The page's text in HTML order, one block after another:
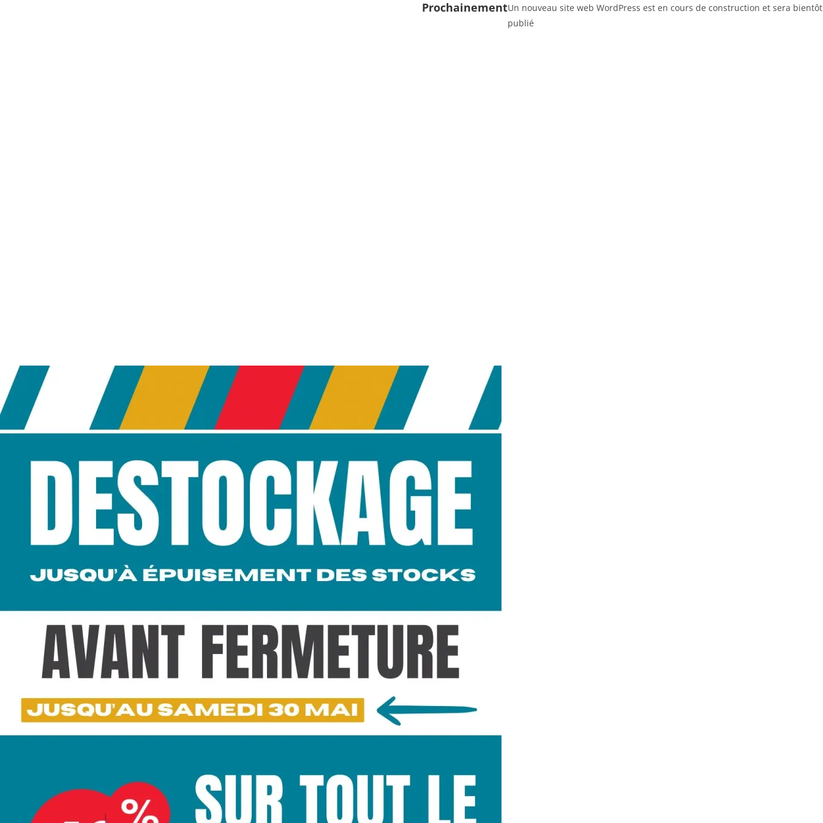
ProchainementUn nouveau site web WordPress est en cours de construction et sera bientôt
publié